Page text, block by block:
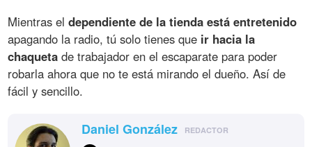
Mientras eldependiente de la tienda está entretenido
apagando la radio, tú solo tienes que ir hacia la
chaqueta de trabajador en el escaparate para poder
robarla ahora que no te está mirando el dueño. Así de
fácil y sencillo.
Daniel González REDACTOR